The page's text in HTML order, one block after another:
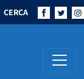
CERCA